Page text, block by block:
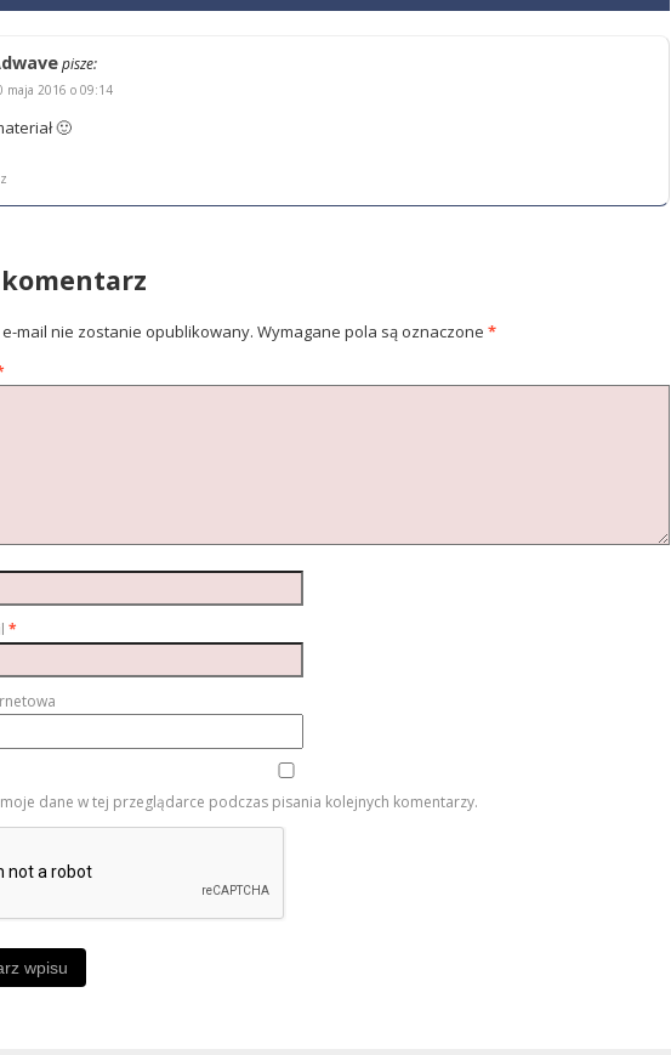
pisze:
maja 2016 o 09:14
🙂
mail nie zostanie opublikowany. Wymagane pola są oznaczone *
*
dane w tej przeglądarce podczas pisania kolejnych komentarzy.